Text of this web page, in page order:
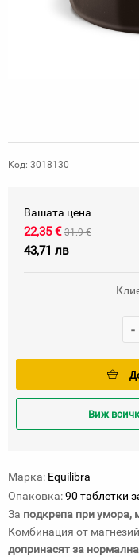
Код: 3018130
Вашата цена
22,35 € 31.9 €
43,71 лв
-
Виж
Марка: Equilibra
Опаковка:90 таблетки
За подкрепа при умора,
Комбинация от
допринасят за